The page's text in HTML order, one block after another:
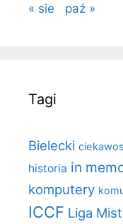
« sie paź »
Tagi
Bielecki
historia in
komputery
ICCF Liga